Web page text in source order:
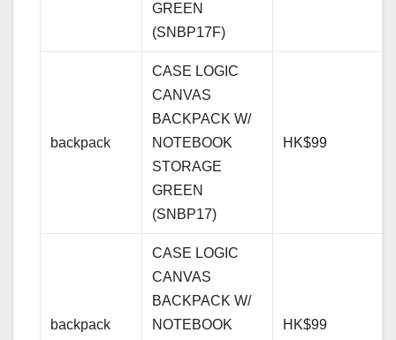
GREEN
(SNBP17F)
backpack
CASE LOGIC
CANVAS
BACKPACK W/
NOTEBOOK
STORAGE
GREEN
(SNBP17)
HK$99
backpack
CASE LOGIC
CANVAS
BACKPACK W/
NOTEBOOK
HK$99